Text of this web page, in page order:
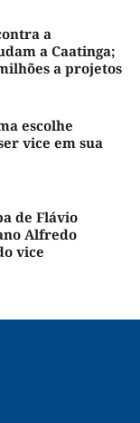
a
a Caatinga;
a projetos
escolhe
vice em sua
de Flávio
Alfredo
vice